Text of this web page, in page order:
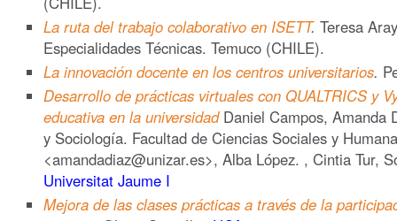
La ruta del trabajo colaborativo en ISETT. Teresa
Especialidades Técnicas. Temuco (CHILE).
La innovación docente en los centros universitarios.
Desarrollo de prácticas virtuales con QUALTRICS y
educativa en la universidadDaniel Campos, Amanda
y Sociología. Facultad de Ciencias Sociales y
<amandadiaz@unizar.es>, Alba López. , Cintia Tur,
Universitat Jaume I
Mejora de las clases prácticas a través de la